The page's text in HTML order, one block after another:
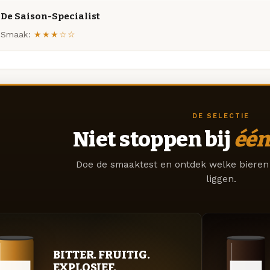
De Saison-Specialist
Smaak: ★★★☆☆
DE SELECTIE
Niet stoppen bij één
Doe de smaaktest en ontdek welke
liggen.
BITTER. FRUITIG.
EXPLOSIEF.